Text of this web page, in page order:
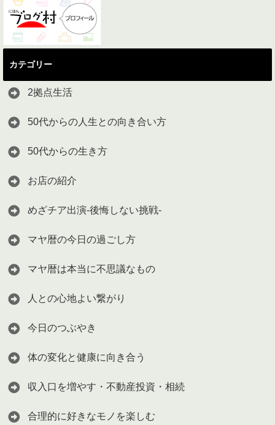
カテゴリー
2拠点生活
50代からの人生との向き合い方
50代からの生き方
お店の紹介
めざチア出演-後悔しない挑戦-
マヤ暦の今日の過ごし方
マヤ暦は本当に不思議なもの
人との心地よい繋がり
今日のつぶやき
体の変化と健康に向き合う
収入口を増やす・不動産投資・相続
合理的に好きなモノを楽しむ